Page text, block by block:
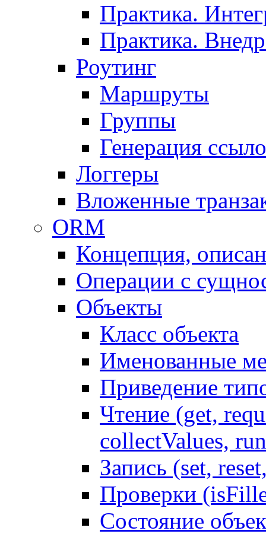
Практика.
Практика.
Роутинг
Маршруты
Группы
Генерация
Логгеры
Вложенные
ORM
Концепция,
Операции с
Объекты
Класс объекта
Именованные
Приведение
Чтение (get,
collectValues,
Запись (set,
Проверки
Состояние